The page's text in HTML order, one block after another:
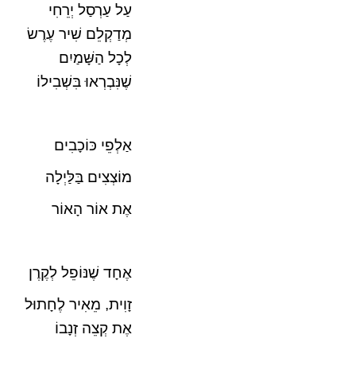
עַל עַרְסַל יְרֵחִי
מְדַקְלֵם שִׁיר עֶרֶשׂ
לְכָל הַשָּׁמַיִם
שֶׁנִּבְרְאוּ בִּשְׁבִילוֹ
אַלְפֵי כּוֹכָבִים
מוֹצְצִים בַּלַּיְלָה
אֶת אוֹר הָאוֹר
אֶחָד שֶׁנּוֹפֵל לְקֶרֶן
זָוִית, מֵאִיר לֶחָתוּל
אֶת קְצֵה זְנָבוֹ